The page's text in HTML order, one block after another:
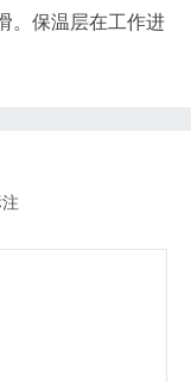
。保温层在工作进